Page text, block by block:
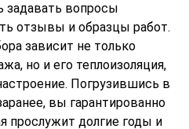
задавать вопросы
отзывы и образцы работ.
зависит не только
но и его теплоизоляция,
Погрузившись в
вы гарантированно
прослужит долгие годы и